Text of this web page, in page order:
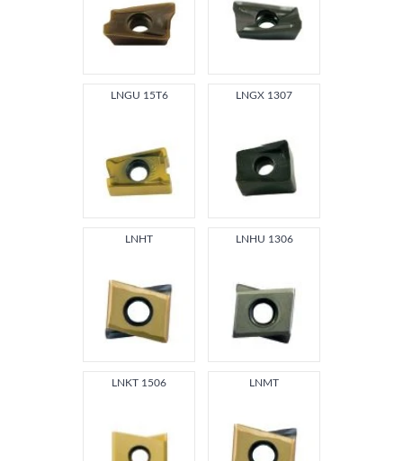
LNGU 15T6 LNGX 1307
LNHT LNHU 1306
LNKT 1506 LNMT